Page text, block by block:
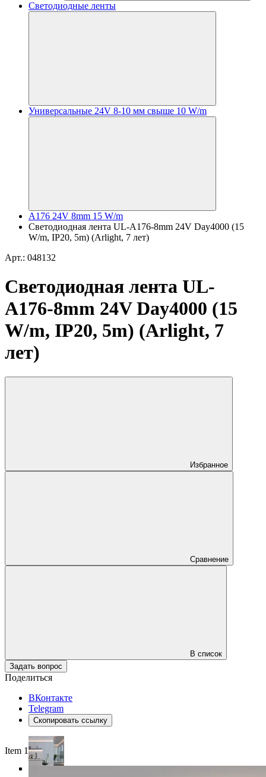
Светодиодные ленты
Универсальные 24V 8-10 мм свыше 10 W/m
A176 24V 8mm 15 W/m
Светодиодная лента UL-A176-8mm 24V Day4000 (15
W/m, IP20, 5m) (Arlight, 7 лет)
Арт.: 048132
Светодиодная лента UL-
A176-8mm 24V Day4000 (15
W/m, IP20, 5m) (Arlight, 7
лет)
Избранное
Сравнение
В список
Задать вопрос
Поделиться
ВКонтакте
Telegram
Скопировать ссылку
Item 1 of 4